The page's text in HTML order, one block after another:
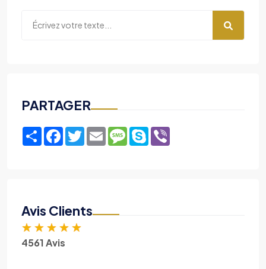
PARTAGER
ShareFacebook
TwitterEmailMessage
Skype
Avis Clients
★ ★ ★ ★ ★
4561 Avis